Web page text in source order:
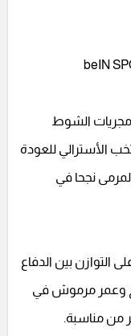
مجريات الشوط
الأسترالي للعودة
نجحا في
التوازن بين الدفاع
وعمر مرموش في
من مناسبة.